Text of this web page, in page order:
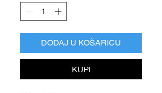
DODAJ U KOŠARICU
KUPI